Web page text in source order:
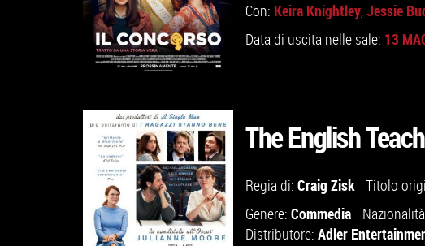
GUARDA IL TRAILER
VAI ALLA SCHEDA
Con: Keira Knightley,Jessie
Data di uscita nelle sale: 13
The English
Regia di: Craig Zisk Titolo
Genere: Commedia
Distributore: Adler